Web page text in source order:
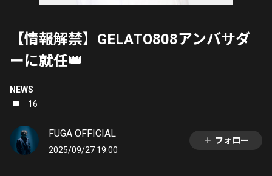
【情報解禁】GELATO808アンバサダ
ーに就任👑
NEWS
16
FUGA OFFICIAL
2025/09/27 19:00
フォロー